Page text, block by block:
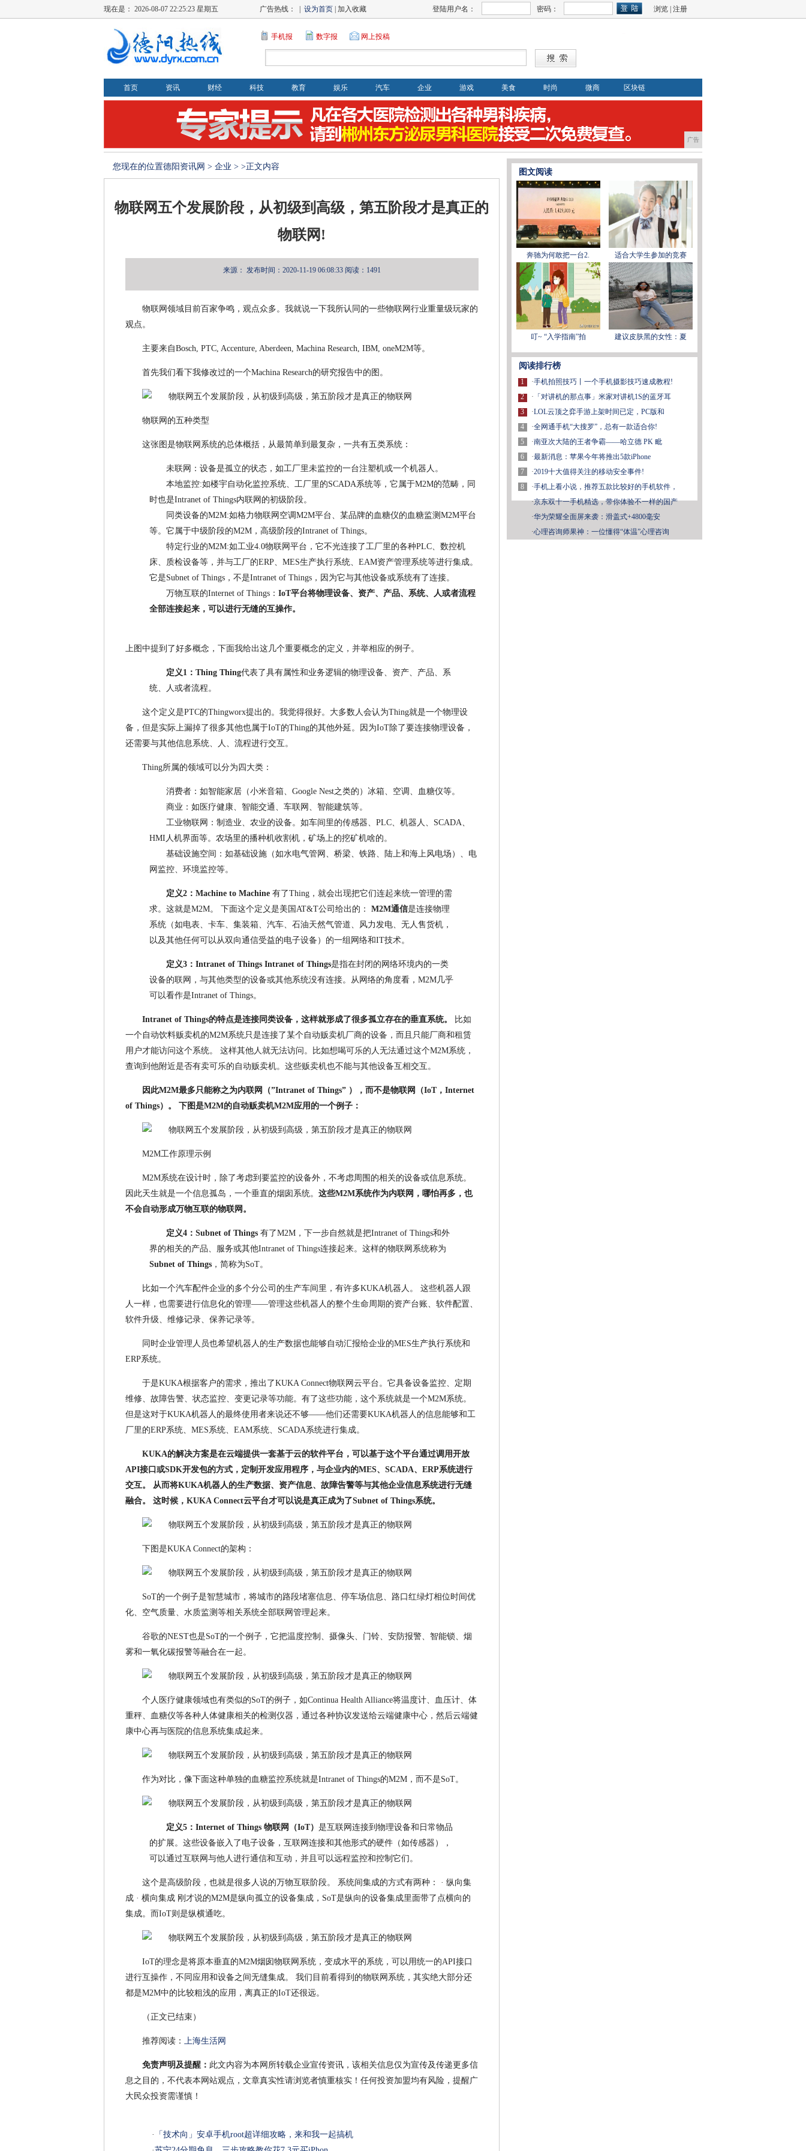
现在是： 2026-08-07 22:25:24 星期五 广告热线： | 设为首页 | 加入收藏 登陆用户名： 密码： 浏览 注册
手机报 数字报 网上投稿
首页 资讯 财经 科技 教育 娱乐 汽车 企业 游戏 美食 时尚 微商 区块链
广告
您现在的位置德阳资讯网 > 企业 > >正文内容
物联网五个发展阶段，从初级到高级，第五阶段才是真正的
物联网!
来源： 发布时间：2020-11-19 06:08:33 阅读：1491
物联网领域目前百家争鸣，观点众多。我就说一下我所认同的一些物联网行业重量级玩家的
观点。
主要来自Bosch, PTC, Accenture, Aberdeen, Machina Research, IBM, oneM2M等。
首先我们看下我修改过的一个Machina Research的研究报告中的图。
物联网的五种类型
这张图是物联网系统的总体概括，从最简单到最复杂，一共有五类系统：
未联网：设备是孤立的状态，如工厂里未监控的一台注塑机或一个机器人。
本地监控:如楼宇自动化监控系统、工厂里的SCADA系统等，它属于M2M的范畴，同
时也是Intranet of Things内联网的初级阶段。
同类设备的M2M:如格力物联网空调M2M平台、某品牌的血糖仪的血糖监测M2M平台
等。它属于中级阶段的M2M，高级阶段的Intranet of Things。
特定行业的M2M:如工业4.0物联网平台，它不光连接了工厂里的各种PLC、数控机
床、质检设备等，并与工厂的ERP、MES生产执行系统、EAM资产管理系统等进行集成。
它是Subnet of Things，不是Intranet of Things，因为它与其他设备或系统有了连接。
万物互联的Internet of Things： IoT平台将物理设备、资产、产品、系统、人或者流程
全部连接起来，可以进行无缝的互操作。
上图中提到了好多概念，下面我给出这几个重要概念的定义，并举相应的例子。
定义1：Thing Thing代表了具有属性和业务逻辑的物理设备、资产、产品、系
统、人或者流程。
这个定义是PTC的Thingworx提出的。我觉得很好。大多数人会认为Thing就是一个物理设
备，但是实际上漏掉了很多其他也属于IoT的Thing的其他外延。因为IoT除了要连接物理设备，
还需要与其他信息系统、人、流程进行交互。
Thing所属的领域可以分为四大类：
消费者：如智能家居（小米音箱、Google Nest之类的）冰箱、空调、血糖仪等。
商业：如医疗健康、智能交通、车联网、智能建筑等。
工业物联网：制造业、农业的设备。如车间里的传感器、PLC、机器人、SCADA、
HMI人机界面等。农场里的播种机收割机，矿场上的挖矿机啥的。
基础设施空间：如基础设施（如水电气管网、桥梁、铁路、陆上和海上风电场）、电
网监控、环境监控等。
定义2：Machine to Machine 有了Thing，就会出现把它们连起来统一管理的需
求。这就是M2M。 下面这个定义是美国AT&T公司给出的： M2M通信是连接物理
系统（如电表、卡车、集装箱、汽车、石油天然气管道、风力发电、无人售货机，
以及其他任何可以从双向通信受益的电子设备）的一组网络和IT技术。
定义3：Intranet of Things Intranet of Things是指在封闭的网络环境内的一类
设备的联网，与其他类型的设备或其他系统没有连接。从网络的角度看，M2M几乎
可以看作是Intranet of Things。
Intranet of Things的特点是连接同类设备，这样就形成了很多孤立存在的垂直系统。
比如
一个自动饮料贩卖机的M2M系统只是连接了某个自动贩卖机厂商的设备，而且只能厂商和租赁
用户才能访问这个系统。 这样其他人就无法访问。比如想喝可乐的人无法通过这个M2M系统，
查询到他附近是否有卖可乐的自动贩卖机。这些贩卖机也不能与其他设备互相交互。
因此M2M最多只能称之为内联网（”Intranet of Things” ），而不是物联网（IoT，Internet
of Things）。
下图是M2M的自动贩卖机M2M应用的一个例子：
M2M工作原理示例
M2M系统在设计时，除了考虑到要监控的设备外，不考虑周围的相关的设备或信息系统。
因此天生就是一个信息孤岛，一个垂直的烟囱系统。 这些M2M系统作为内联网，哪怕再多，也
不会自动形成万物互联的物联网。
定义4：Subnet of Things 有了M2M，下一步自然就是把Intranet of Things和外
界的相关的产品、服务或其他Intranet of Things连接起来。这样的物联网系统称为
Subnet of Things ，简称为SoT。
比如一个汽车配件企业的多个分公司的生产车间里，有许多KUKA机器人。 这些机器人跟
人一样，也需要进行信息化的管理——管理这些机器人的整个生命周期的资产台账、软件配置、
软件升级、维修记录、保养记录等。
同时企业管理人员也希望机器人的生产数据也能够自动汇报给企业的MES生产执行系统和
ERP系统。
于是KUKA根据客户的需求，推出了KUKA Connect物联网云平台。它具备设备监控、定期
维修、故障告警、状态监控、变更记录等功能。有了这些功能，这个系统就是一个M2M系统。
但是这对于KUKA机器人的最终使用者来说还不够——他们还需要KUKA机器人的信息能够和工
厂里的ERP系统、MES系统、EAM系统、SCADA系统进行集成。
KUKA的解决方案是在云端提供一套基于云的软件平台，可以基于这个平台通过调用开放
API接口或SDK开发包的方式，定制开发应用程序，与企业内的MES、SCADA、ERP系统进行
交互。
从而将KUKA机器人的生产数据、资产信息、故障告警等与其他企业信息系统进行无缝
融合。
这时候，KUKA Connect云平台才可以说是真正成为了Subnet of Things系统。
下图是KUKA Connect的架构：
SoT的一个例子是智慧城市，将城市的路段堵塞信息、停车场信息、路口红绿灯相位时间优
化、空气质量、水质监测等相关系统全部联网管理起来。
谷歌的NEST也是SoT的一个例子，它把温度控制、摄像头、门铃、安防报警、智能锁、烟
雾和一氧化碳报警等融合在一起。
个人医疗健康领域也有类似的SoT的例子，如Continua Health Alliance将温度计、血压计、体
重秤、血糖仪等各种人体健康相关的检测仪器，通过各种协议发送给云端健康中心，然后云端健
康中心再与医院的信息系统集成起来。
作为对比，像下面这种单独的血糖监控系统就是Intranet of Things的M2M，而不是SoT。
定义5：Internet of Things 物联网（IoT） 是互联网连接到物理设备和日常物品
的扩展。这些设备嵌入了电子设备，互联网连接和其他形式的硬件（如传感器），
可以通过互联网与他人进行通信和互动，并且可以远程监控和控制它们。
这个是高级阶段，也就是很多人说的万物互联阶段。 系统间集成的方式有两种： · 纵向集
成 · 横向集成 刚才说的M2M是纵向孤立的设备集成，SoT是纵向的设备集成里面带了点横向的
集成。而IoT则是纵横通吃。
IoT的理念是将原本垂直的M2M烟囱物联网系统，变成水平的系统，可以用统一的API接口
进行互操作，不同应用和设备之间无缝集成。 我们目前看得到的物联网系统，其实绝大部分还
都是M2M中的比较粗浅的应用，离真正的IoT还很远。
（正文已结束）
推荐阅读： 上海生活网
免责声明及提醒： 此文内容为本网所转载企业宣传资讯，该相关信息仅为宣传及传递更多信
息之目的，不代表本网站观点，文章真实性请浏览者慎重核实！任何投资加盟均有风险，提醒广
大民众投资需谨慎！
·
「技术向」安卓手机root超详细攻略，来和我一起搞机
图文阅读
奔驰为何敢把一台2. 适合大学生参加的竞赛
叮~ “入学指南”拍 建议皮肤黑的女性：夏
阅读排行榜
1
2
3
4
5
6
7
8
·手机拍照技巧丨一个手机摄影技巧速成教程!
· 「对讲机的那点事」米家对讲机1S的蓝牙耳
·LOL云顶之弈手游上架时间已定，PC版和
·全网通手机“大搜罗”，总有一款适合你!
·南亚次大陆的王者争霸——哈立德 PK 毗
·最新消息：苹果今年将推出5款iPhone
·2019十大值得关注的移动安全事件!
·手机上看小说，推荐五款比较好的手机软件，
·京东双十一手机精选，带你体验不一样的国产
·华为荣耀全面屏来袭：滑盖式+4800毫安
·心理咨询师果神：一位懂得“体温”心理咨询